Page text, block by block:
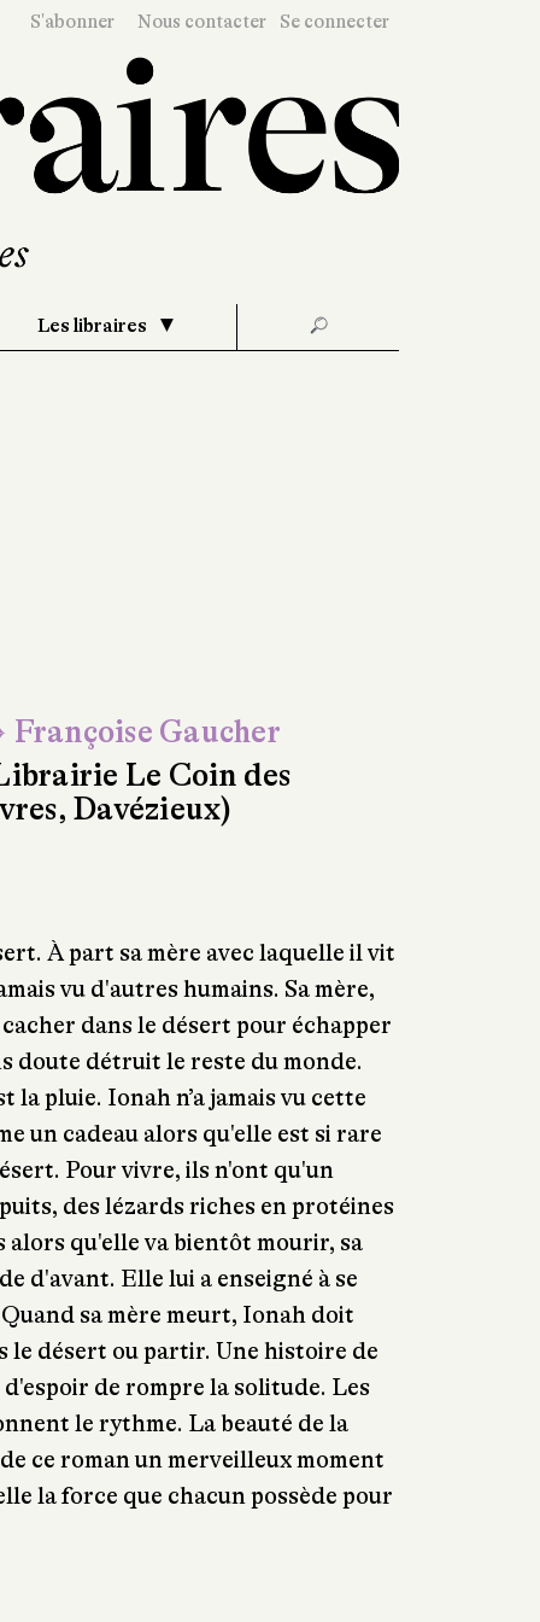
S'abonner Nous contacter Se connecter
Les libraires 🔎
Gaucher
Le Coin des
Davézieux)
À part sa mère avec laquelle il vit
vu d'autres humains. Sa mère,
dans le désert pour échapper
doute détruit le reste du monde.
la pluie. Ionah n’a jamais vu cette
un cadeau alors qu'elle est si rare
Pour vivre, ils n'ont qu'un
des lézards riches en protéines
alors qu'elle va bientôt mourir, sa
d'avant. Elle lui a enseigné à se
sa mère meurt, Ionah doit
le désert ou partir. Une histoire de
de rompre la solitude. Les
le rythme. La beauté de la
ce roman un merveilleux moment
la force que chacun possède pour